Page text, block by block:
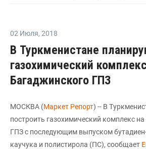
02 Июля, 2018
В Туркменистане
газохимический
Багаджинского ГПЗ
МОСКВА (Маркет Репорт) -- В
построить газохимический комплекс
ГПЗ с последующим выпуском
каучука и полистирола (ПС), сообщает